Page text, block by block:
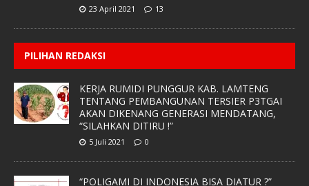
23 April 2021 13
PILIHAN REDAKSI
KERJA RUMIDI PUNGGUR KAB. LAMTENG
TENTANG PEMBANGUNAN TERSIER P3TGAI
AKAN DIKENANG GENERASI MENDATANG,
“SILAHKAN DITIRU !”
5 Juli 2021 0
“POLIGAMI DI INDONESIA BISA DIATUR ?”